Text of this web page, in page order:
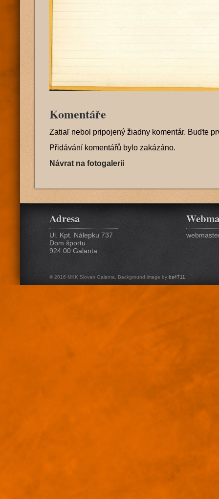
Komentáře
Zatiaľ nebol pripojený žiadny komentár. Buďte
Přidávání komentářů bylo zakázáno.
Návrat na fotogalerii
Adresa
Ul. Kpt. Nálepku 737
Dom športu
924 00 Galanta
© 2016 MKK Slovan Galanta. Background image by bs4711